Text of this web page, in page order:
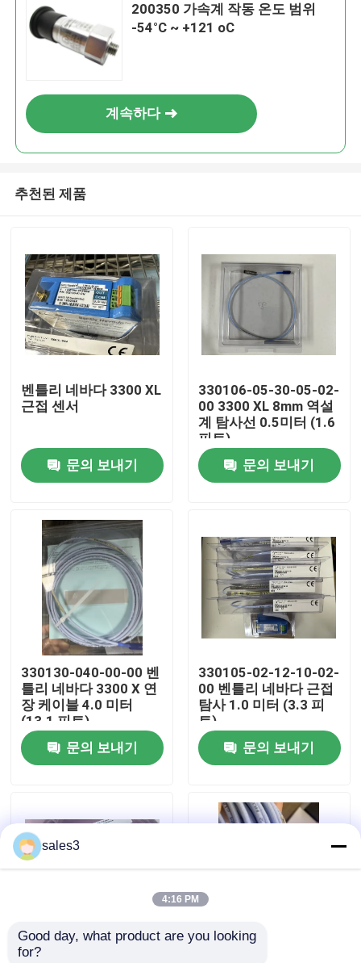
제품
우리 에 관한 것
공장 투어
저희와 연락
뉴스
News
ALLEN BRADLEY PLC 제품
피퍼 퓨치스 격리된 장벽
200350 가속계 작동 온도 범위
-54°C ~ +121 oC
계속하다
추천된 제품
벤틀리 네바다 3300 XL
근접 센서
문의 보내기
330106-05-30-05-02-
00 3300 XL 8mm 역설
계 탐사선 0.5미터 (1.6
피트)
문의 보내기
330130-040-00-00 벤
틀리 네바다 3300 X 연
장 케이블 4.0 미터
(13.1 피트)
문의 보내기
330105-02-12-10-02-
00 벤틀리 네바다 근접
탐사 1.0 미터 (3.3 피
트)
문의 보내기
200151-60-03-00 벡
sales3
4:16 PM
Good day, what product are you looking
for?